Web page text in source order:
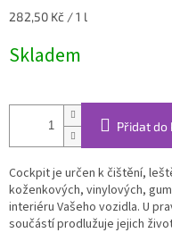
Měrná
282,50 Kč / 1 l
Skladem
Přidat do
Cockpit je určen k čištění,
koženkových, vinylových,
interiéru Vašeho vozidla. U
součástí prodlužuje jejich